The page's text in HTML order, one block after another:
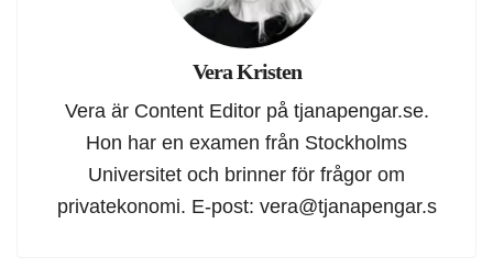
Vera Kristen
Vera är Content Editor på tjanapengar.se.
Hon har en examen från Stockholms
Universitet och brinner för frågor om
privatekonomi. E-post: vera@tjanapengar.s